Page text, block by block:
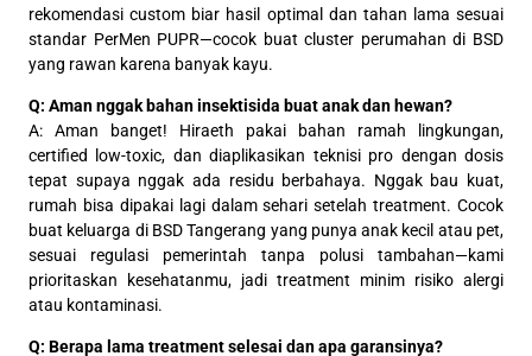
rekomendasi custom biar hasil optimal dan tahan lama sesuai
standar PerMen PUPR—cocok buat cluster perumahan di BSD
yang rawan karena banyak kayu.
Q: Aman nggak bahan insektisida buat anak dan hewan?
A: Aman banget! Hiraeth pakai bahan ramah lingkungan,
certified low-toxic, dan diaplikasikan teknisi pro dengan dosis
tepat supaya nggak ada residu berbahaya. Nggak bau kuat,
rumah bisa dipakai lagi dalam sehari setelah treatment. Cocok
buat keluarga di BSD Tangerang yang punya anak kecil atau pet,
sesuai regulasi pemerintah tanpa polusi tambahan—kami
prioritaskan kesehatanmu, jadi treatment minim risiko alergi
atau kontaminasi.
Q: Berapa lama treatment selesai dan apa garansinya?